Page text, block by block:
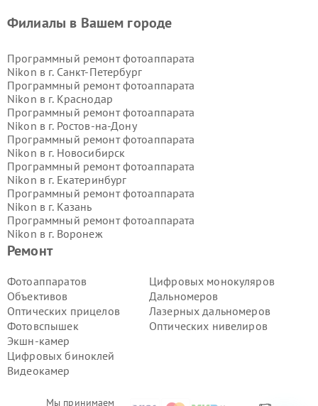
Мы принимаем
Ремонт
Фотоаппаратов
Объективов
Оптических прицелов
Фотовспышек
Экшн-камер
Цифровых биноклей
Видеокамер
Цифровых монокуляров
Дальномеров
Лазерных дальномеров
Оптических нивелиров
Филиалы в Вашем городе
Программный ремонт фотоаппарата
Nikon в г. Санкт-Петербург
Программный ремонт фотоаппарата
Nikon в г. Краснодар
Программный ремонт фотоаппарата
Nikon в г. Ростов-на-Дону
Программный ремонт фотоаппарата
Nikon в г. Новосибирск
Программный ремонт фотоаппарата
Nikon в г. Екатеринбург
Программный ремонт фотоаппарата
Nikon в г. Казань
Программный ремонт фотоаппарата
Nikon в г. Воронеж
Программный ремонт фотоаппарата
Программный ремонт фотоаппарата
Nikon в г.Самара
Программный ремонт фотоаппарата
Nikon в г.Пермь
Программный ремонт фотоаппарата
Nikon в г.Красноярск
Программный ремонт фотоаппарата
Nikon в г.Ижевск
Nikon в г.